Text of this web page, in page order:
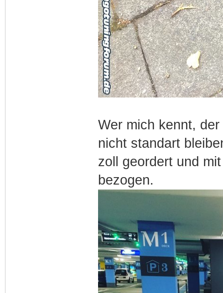
Wer mich kennt,
nicht standart
zoll geordert und
bezogen.